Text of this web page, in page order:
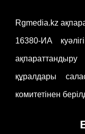
Rgmedia.kz
16380-ИА
құралдары
комитетінен